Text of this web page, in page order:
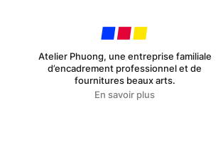
Atelier Phuong, une entreprise familiale
d’encadrement professionnel et de
fournitures beaux arts.
En savoir plus